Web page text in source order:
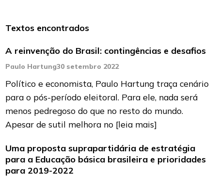
Textos encontrados
A reinvenção do Brasil: contingências e desafios
Paulo Hartung30 setembro 2022
Político e economista, Paulo Hartung traça cenário
para o pós-período eleitoral. Para ele, nada será
menos pedregoso do que no resto do mundo.
Apesar de sutil melhora no [leia mais]
Uma proposta suprapartidária de estratégia
para a Educação básica brasileira e prioridades
para 2019-2022